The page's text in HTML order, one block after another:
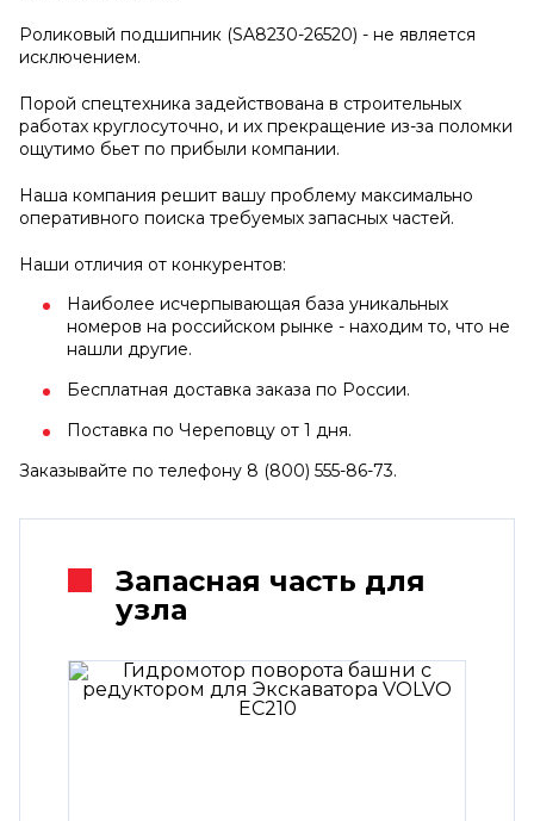
Роликовый подшипник (SA8230-26520) - не является
исключением.
Порой спецтехника задействована в строительных
работах круглосуточно, и их прекращение из-за поломки
ощутимо бьет по прибыли компании.
Наша компания решит вашу проблему максимально
оперативного поиска требуемых запасных частей.
Наши отличия от конкурентов:
Наиболее исчерпывающая база уникальных
номеров на российском рынке - находим то, что не
нашли другие.
Бесплатная доставка заказа по России.
Поставка по Череповцу от 1 дня.
Заказывайте по телефону 8 (800) 555-86-73.
Запасная часть для
узла